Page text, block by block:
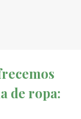
de ropa: